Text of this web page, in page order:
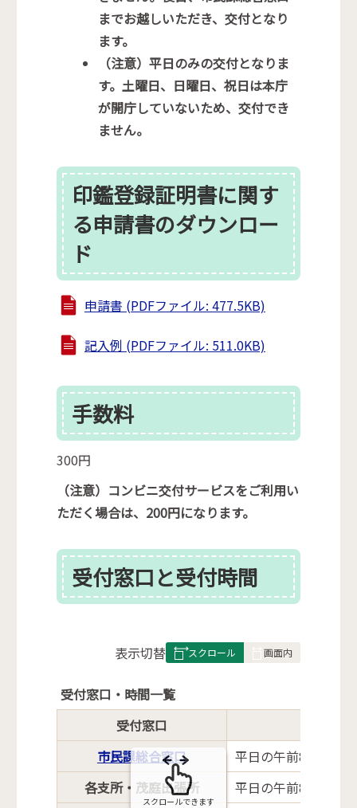
までお越しいただき、交付となり
ます。
（注意）平日のみの交付となりま
す。土曜日、日曜日、祝日は本庁
が開庁していないため、交付でき
ません。
印鑑登録証明書に関す
る申請書のダウンロー
ド
申請書 (PDFファイル: 477.5KB)
記入例 (PDFファイル: 511.0KB)
手数料
300円
（注意）コンビニ交付サービスをご利用い
ただく場合は、200円になります。
受付窓口と受付時間
表
み
の
表示切替
受付窓口・時間一覧
受付窓口
市民課総合窓口
平日の午前8時30分
各支所・茂庭出張所
平日の午前8時30分
スクロールできます